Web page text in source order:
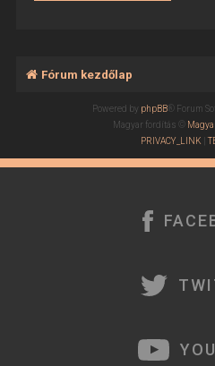
Fórum kezdőlap
Powered by phpBB® Forum
Magyar fordítás ©
PRIVACY_LINK |